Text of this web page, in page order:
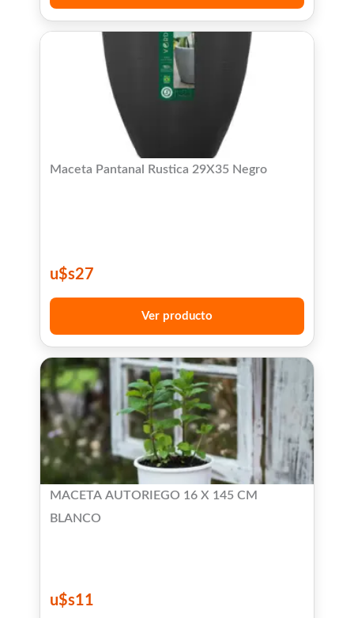
Maceta Pantanal Rustica 29X35 Negro
u$s27
Ver producto
MACETA AUTORIEGO 16 X 145 CM
BLANCO
u$s11